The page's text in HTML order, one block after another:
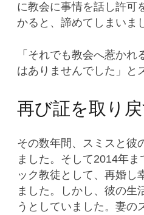
に教会に事情を話し許可
かると、諦めてしまいま
「それでも教会へ惹かれ
はありませんでした」と
再び証を取り
その数年間、スミスと彼
ました。そして2014年
ック教徒として、再婚し
ました。しかし、彼の生
うとしていました。妻の